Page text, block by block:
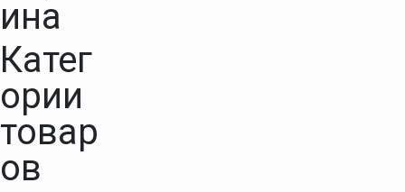
ина
Катег
ории
товар
ов